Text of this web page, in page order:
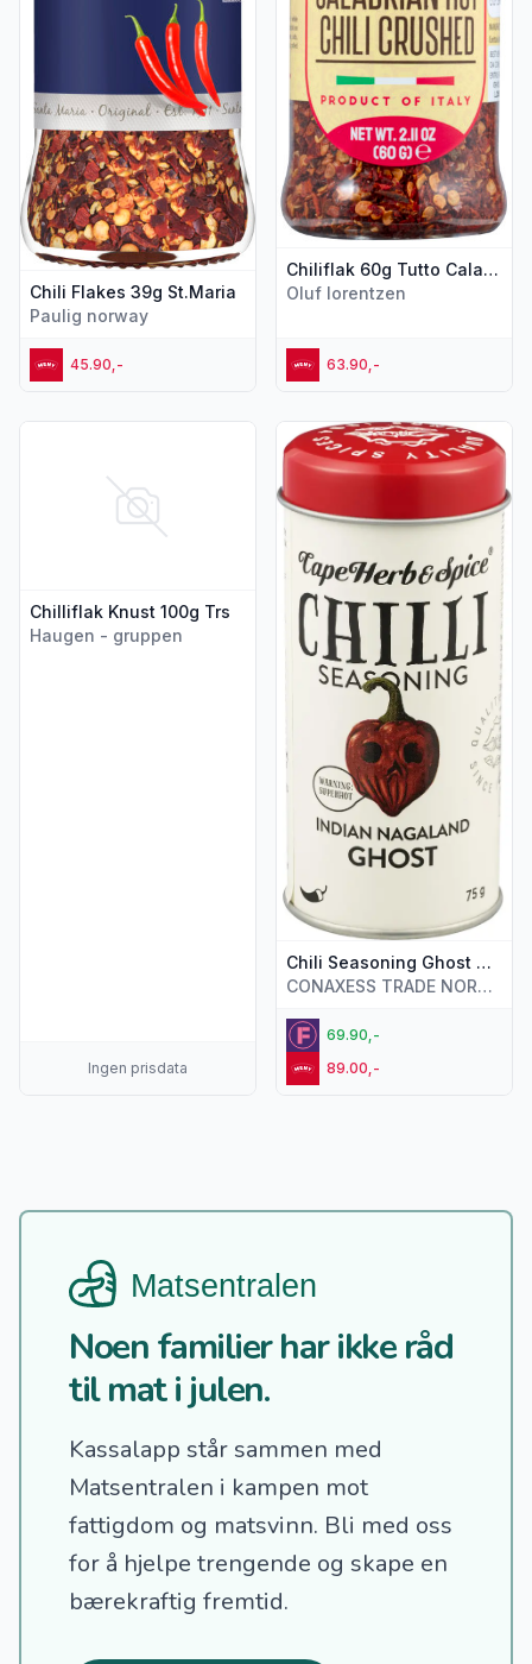
Chili Flakes 39g St.Maria
Paulig norway
45.90,-
Chiliflak 60g Tutto Calabria
Oluf lorentzen
63.90,-
Chilliflak Knust 100g Trs
Haugen - gruppen
Ingen prisdata
Vis flere detaljer for produktet "Chilliflak Knust 100g Trs"
Chili Seasoning Ghost Chili 75 g
CONAXESS TRADE NORWAY AS
69.90,-
89.00,-
Vis flere detaljer for
Noen familier har ikke råd
til mat i julen.
Kassalapp står sammen med
Matsentralen i kampen mot
fattigdom og matsvinn. Bli med oss
for å hjelpe trengende og skape en
bærekraftig fremtid.